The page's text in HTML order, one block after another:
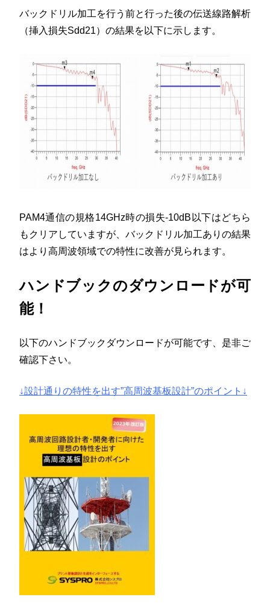
バックドリル加工を行う前と行った後の伝送線路解析
（挿入損失Sdd21）の結果を以下に示します。
PAM4通信の規格14GHz時の損失-10dB以下はどちら
もクリアしていますが、バックドリル加工ありの結果
はより高周波領域での特性に改善が見られます。
ハンドブックのダウンロードが可
能！
以下のハンドブックダウンロードが可能です、是非ご
確認下さい。
↓設計通りの特性を出す”高周波基板設計”のポイント↓